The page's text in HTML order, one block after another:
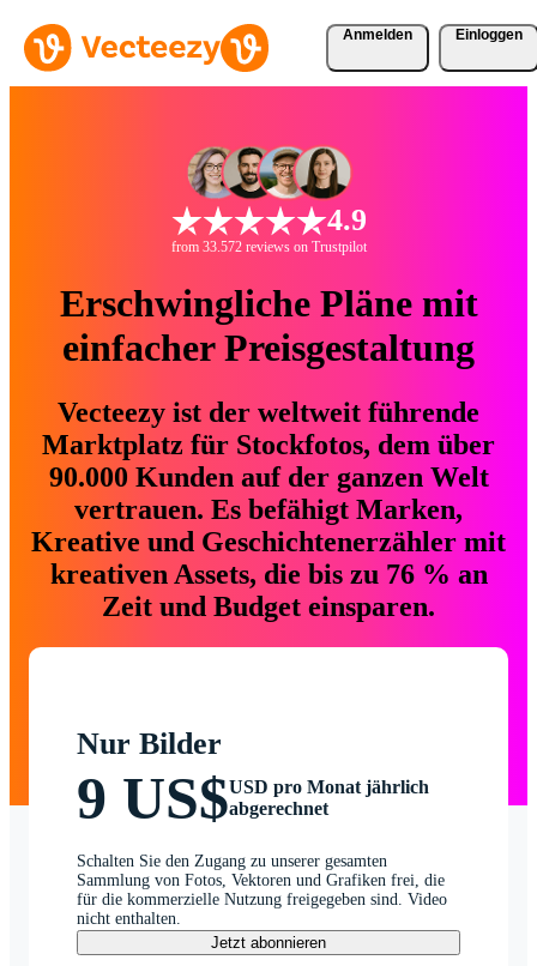
Anmelden Einloggen
4.9
from 33.572 reviews on Trustpilot
Erschwingliche Pläne mit
einfacher Preisgestaltung
Vecteezy ist der weltweit führende
Marktplatz für Stockfotos, dem über
90.000 Kunden auf der ganzen Welt
vertrauen. Es befähigt Marken,
Kreative und Geschichtenerzähler mit
kreativen Assets, die bis zu 76 % an
Zeit und Budget einsparen.
Nur Bilder
9 US$USD pro Monat jährlich
abgerechnet
Schalten Sie den Zugang zu unserer gesamten
Sammlung von Fotos, Vektoren und Grafiken frei, die
für die kommerzielle Nutzung freigegeben sind. Video
nicht enthalten.
Jetzt abonnieren